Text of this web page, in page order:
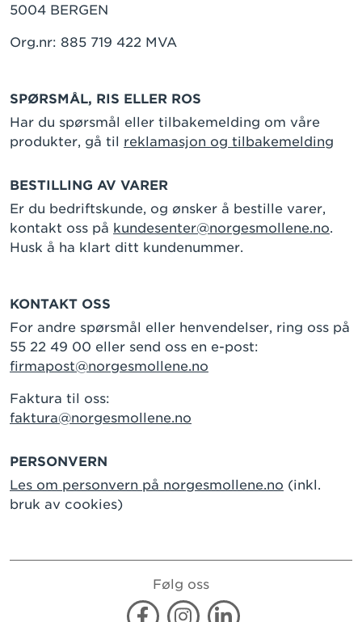
5004 BERGEN
Org.nr: 885 719 422 MVA
SPØRSMÅL, RIS ELLER ROS
Har du spørsmål eller tilbakemelding om våre
produkter, gå til reklamasjon og tilbakemelding
BESTILLING AV VARER
Er du bedriftskunde, og ønsker å bestille varer,
kontakt oss på kundesenter@norgesmollene.no.
Husk å ha klart ditt kundenummer.
KONTAKT OSS
For andre spørsmål eller henvendelser, ring oss på
55 22 49 00 eller send oss en e-post:
firmapost@norgesmollene.no
Faktura til oss:
faktura@norgesmollene.no
PERSONVERN
Les om personvern på norgesmollene.no (inkl.
bruk av cookies)
Følg oss